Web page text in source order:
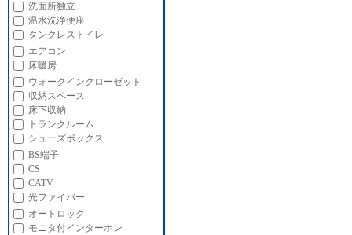
洗面所独立
温水洗浄便座
タンクレストイレ
エアコン
床暖房
ウォークインクローゼット
収納スペース
床下収納
トランクルーム
シューズボックス
BS端子
CS
CATV
光ファイバー
オートロック
モニタ付インターホン